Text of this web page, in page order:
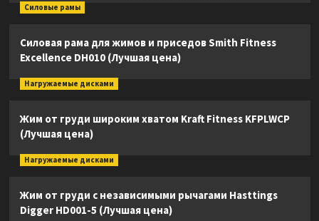
Силовые рамы
Силовая рама для жимов и приседов Smith Fitness
Excellence DH010 (Лучшая цена)
Нагружаемые дисками
Жим от груди широким хватом Kraft Fitness KFPLWCP
(Лучшая цена)
Нагружаемые дисками
Жим от груди с независимыми рычагами Hasttings
Digger HD001-5 (Лучшая цена)